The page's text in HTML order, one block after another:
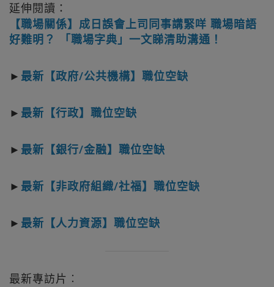
延伸閱讀：
【職場關係】成日誤會上司同事講緊咩 職場暗語
好難明？ 「職場字典」一文睇清助溝通！
► 最新【政府/公共機構】職位空缺
► 最新【行政】職位空缺
► 最新【銀行/金融】職位空缺
► 最新【非政府組織/社福】職位空缺
► 最新【人力資源】職位空缺
最新專訪片︰